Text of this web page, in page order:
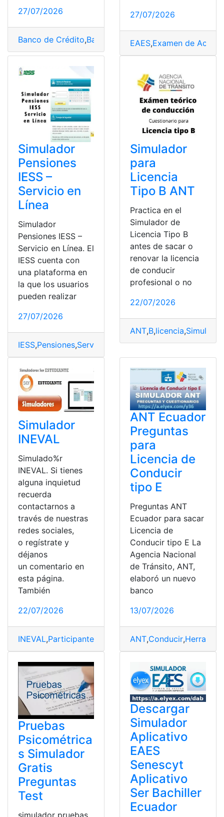
27/07/2026
Banco de Crédito,BanEcuador,Buró Crédito Círculo
27/07/2026
EAES,Examen de
Simulador
Pensiones
IESS –
Servicio en
Línea
Simulador
Pensiones IESS –
Servicio en Línea. El
IESS cuenta con
una plataforma en
la que los usuarios
pueden realizar
27/07/2026
IESS,Pensiones,Servicio en línea,Simulador
Simulador
para
Licencia
Tipo B ANT
Practica en el
Simulador de
Licencia Tipo B
antes de sacar o
renovar la licencia
de conducir
profesional o no
22/07/2026
ANT,B,licencia,Simulador
Simulador
INEVAL
Simulado%r
INEVAL. Si tienes
alguna inquietud
recuerda
contactarnos a
través de nuestras
redes sociales,
o regístrate y
déjanos
un comentario en
esta página.
También
22/07/2026
INEVAL,Participantes Prueba Simulador INEVAL,
ANT Ecuador
Preguntas
para
Licencia de
Conducir
tipo E
Preguntas ANT
Ecuador para sacar
Licencia de
Conducir tipo E La
Agencia Nacional
de Tránsito, ANT,
elaboró un nuevo
banco
13/07/2026
ANT,Conducir,
Pruebas
Psicométrica
s Simulador
Gratis
Preguntas
Test
Descargar
Simulador
Aplicativo
EAES
Senescyt
Aplicativo
Ser Bachiller
Ecuador